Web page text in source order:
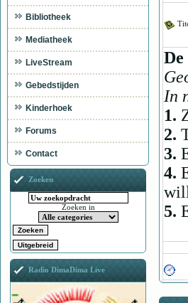
In
1.
2.
3.
4.
5.
Bibliotheek
Mediatheek
LiveStream
Gebedstijden
Kinderhoek
Forums
Contact
Zoeken
Zoeken in
Radio DimaDima Live